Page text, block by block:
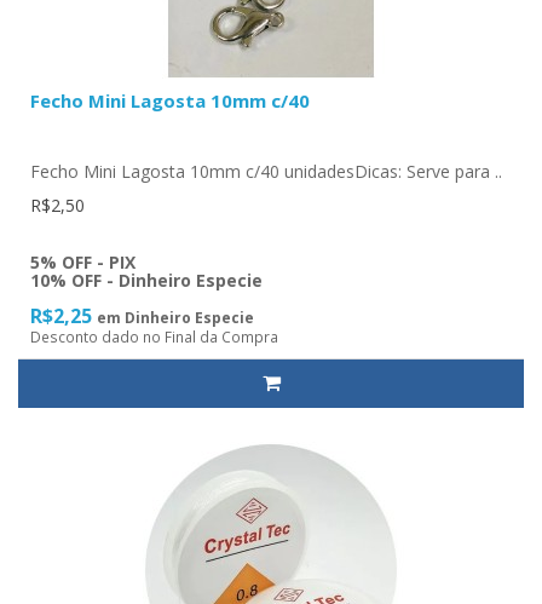
Fecho Mini Lagosta 10mm c/40
Fecho Mini Lagosta 10mm c/40 unidadesDicas: Serve para ..
R$2,50
5% OFF - PIX
10% OFF - Dinheiro Especie
R$2,25 em Dinheiro Especie
Desconto dado no Final da Compra